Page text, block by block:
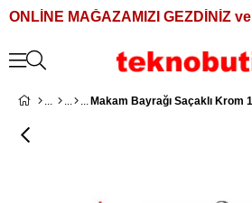
ONLİNE MAĞAZAMIZI GEZDİNİZ
Makam Bayrağı Saçaklı Krom